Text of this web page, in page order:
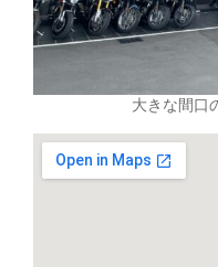
大きな間口